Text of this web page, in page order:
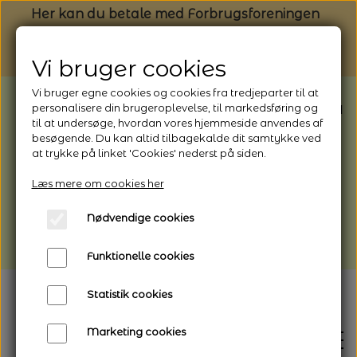
Her kan du betale med Forbrugsforeningen
BEMÆRK: Butikken har ferielukket* fra
1/8 - 9/8 - 2026
*Webshoppen er åben og sender hele
afhentning
Vi gør opmærksom på, at der kan være lidt
længere leveringstid
Vi bruger cookies
Vi bruger egne cookies og cookies fra tredjeparter til at
personalisere din brugeroplevelse, til markedsføring og
til at undersøge, hvordan vores hjemmeside anvendes af
besøgende. Du kan altid tilbagekalde dit samtykke ved
at trykke på linket 'Cookies' nederst på siden.
Læs mere om cookies her
Nødvendige cookies
Funktionelle cookies
Statistik cookies
Marketing cookies